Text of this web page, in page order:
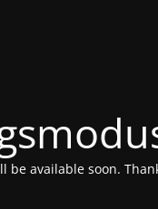
be available soon.